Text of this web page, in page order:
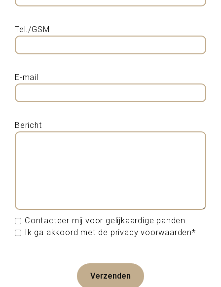
Tel./GSM
E-mail
Bericht
Contacteer mij voor gelijkaardige panden.
Ik ga akkoord met de privacy voorwaarden*
Verzenden